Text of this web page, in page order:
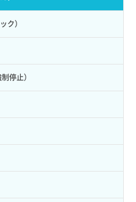
ク）
停止）